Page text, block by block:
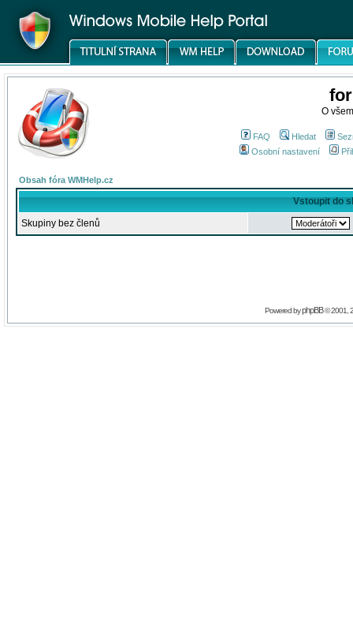
O
FAQ Hledat
Osobní nastavení
Obsah fóra WMHelp.cz
Vstoupit do
Skupiny bez členů
Powered byphpBB© 2001,